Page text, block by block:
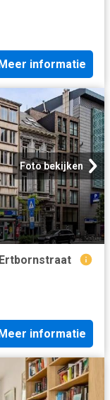
informatie
Foto bekijken
informatie